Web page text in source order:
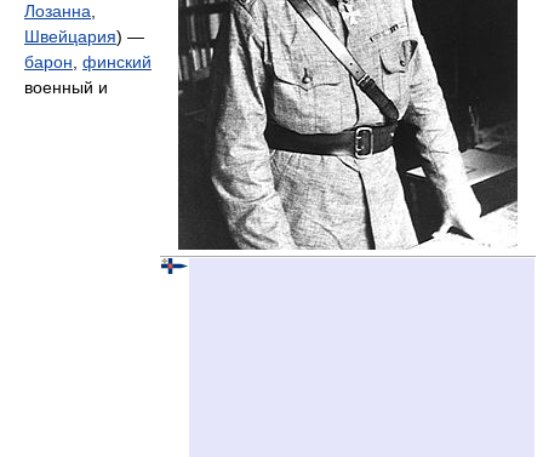
Лозанна
Швейцария) —
барон финский
военный и